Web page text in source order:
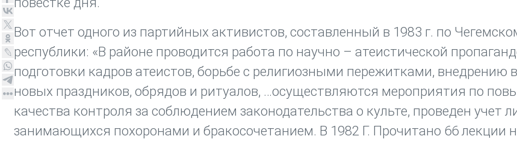
Вот отчет одного из партийных активистов, составленный в 1983 г. по
республики: «В районе проводится работа по научно – атеистической
подготовки кадров атеистов, борьбе с религиозными пережитками, внедрению
новых праздников, обрядов и ритуалов, …осуществляются мероприятия по
качества контроля за соблюдением законодательства о культе, проведен учет
занимающихся похоронами и бракосочетанием. В 1982 Г. Прочитано 66 лекции